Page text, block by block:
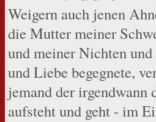
Weigern auch jenen
die Mutter meiner
und meiner Nichten
und Liebe begegnete,
jemand der
aufsteht und geht - im